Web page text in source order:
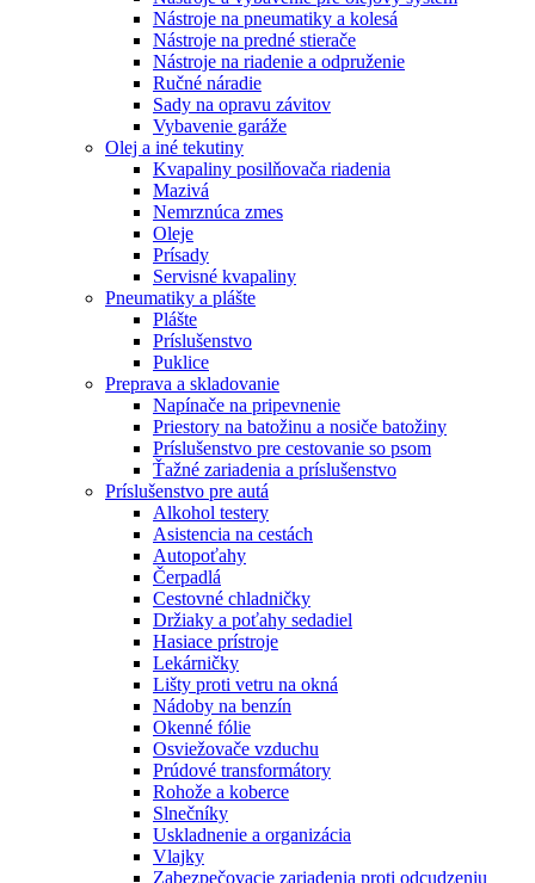
Nástroje na pneumatiky a kolesá
Nástroje na predné stierače
Nástroje na riadenie a odpruženie
Ručné náradie
Sady na opravu závitov
Vybavenie garáže
Olej a iné tekutiny
Kvapaliny posilňovača riadenia
Mazivá
Nemrznúca zmes
Oleje
Prísady
Servisné kvapaliny
Pneumatiky a plášte
Plášte
Príslušenstvo
Puklice
Preprava a skladovanie
Napínače na pripevnenie
Priestory na batožinu a nosiče batožiny
Príslušenstvo pre cestovanie so psom
Ťažné zariadenia a príslušenstvo
Príslušenstvo pre autá
Alkohol testery
Asistencia na cestách
Autopoťahy
Čerpadlá
Cestovné chladničky
Držiaky a poťahy sedadiel
Hasiace prístroje
Lekárničky
Lišty proti vetru na okná
Nádoby na benzín
Okenné fólie
Osviežovače vzduchu
Prúdové transformátory
Rohože a koberce
Slnečníky
Uskladnenie a organizácia
Vlajky
Zabezpečovacie zariadenia proti odcudzeniu